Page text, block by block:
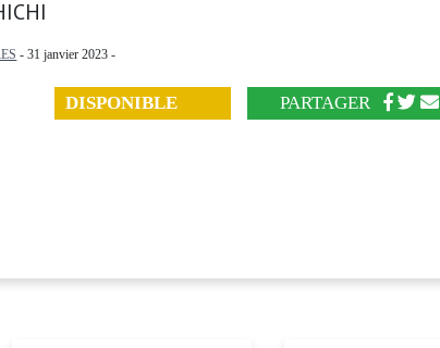
- 31 janvier 2023 -
DISPONIBLE PARTAGER